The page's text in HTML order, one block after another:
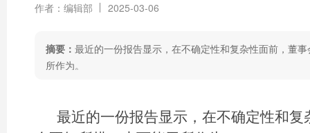
作者：编辑部 2025-03-06
摘要： 最近的一份报告显示，在不确定性和复杂性面前，董
所作为。
最近的一份报告显示，在不确定性和